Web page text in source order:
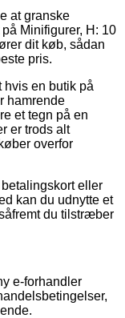
at granske
Minifigurer, H: 10
dit køb, sådan
pris.
en butik på
hamrende
et tegn på en
er trods alt
overfor
eller
kan du udnytte et
du tilstræber
e-forhandler